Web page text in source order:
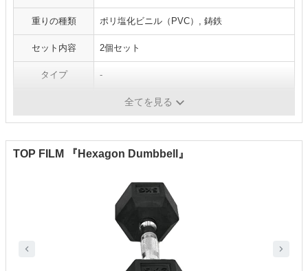
重りの種類 ポリ塩化ビニル（PVC）, 鋳鉄
セット内容 2個セット
タイプ -
全てを見る
TOP FILM 『Hexagon Dumbbell』